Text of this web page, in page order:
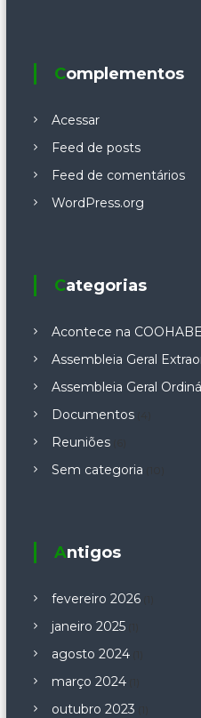
Complementos
Acessar
Feed de posts
Feed de comentários
WordPress.org
Categorias
Acontece na
Assembleia Geral
Assembleia Geral
Documentos(4)
Reuniões(6)
Sem categoria
Antigos
fevereiro 2026(1)
janeiro 2025(1)
agosto 2024(1)
março 2024(1)
outubro 2023